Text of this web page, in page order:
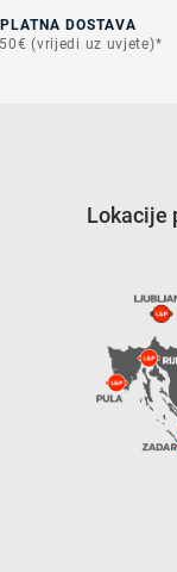
DOSTAVA
(vrijedi uz uvjete)*
Lokacije